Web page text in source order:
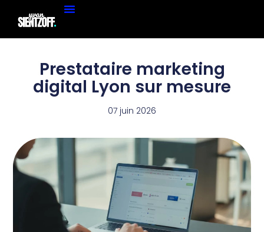
Prestataire marketing
digital Lyon sur mesure
07 juin 2026